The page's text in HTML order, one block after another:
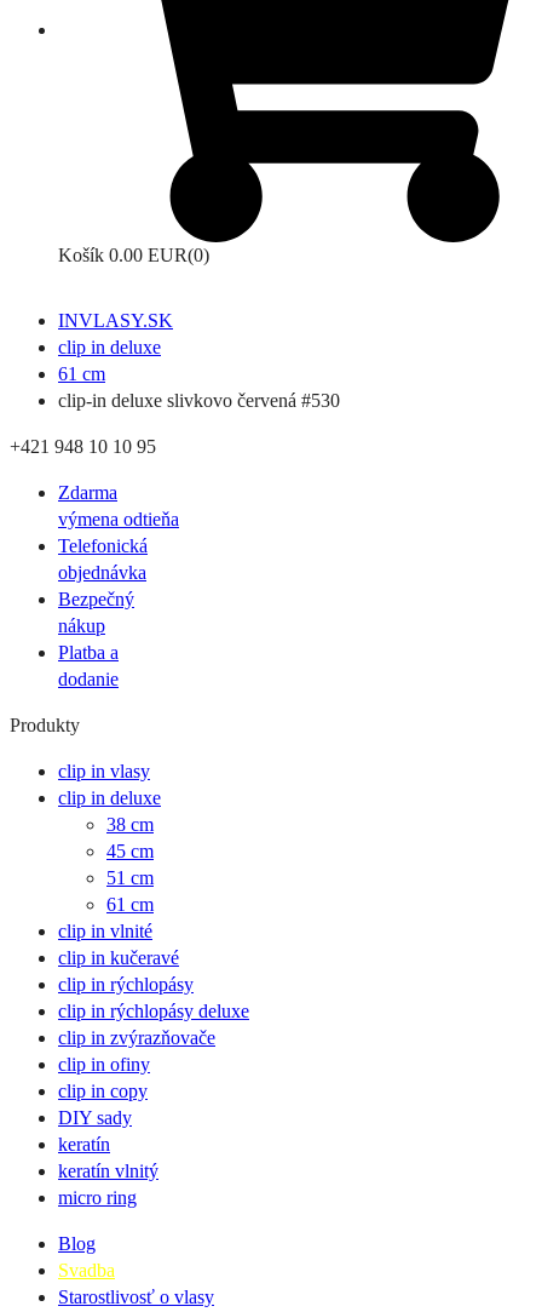
Košík 0.00 EUR(0)
INVLASY.SK
clip in deluxe
61 cm
clip-in deluxe slivkovo červená #530
+421 948 10 10 95
Zdarma
výmena odtieňa
Telefonická
objednávka
Bezpečný
nákup
Platba a
dodanie
Produkty
clip in vlasy
clip in deluxe
38 cm
45 cm
51 cm
61 cm
clip in vlnité
clip in kučeravé
clip in rýchlopásy
clip in rýchlopásy deluxe
clip in zvýrazňovače
clip in ofiny
clip in copy
DIY sady
keratín
keratín vlnitý
micro ring
Blog
Svadba
Starostlivosť o vlasy